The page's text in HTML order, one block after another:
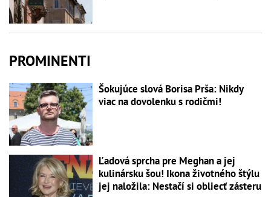
PROMINENTI
Šokujúce slová Borisa Prša: Nikdy
viac na dovolenku s rodičmi!
Ľadová sprcha pre Meghan a jej
kulinársku šou! Ikona životného štýlu
jej naložila: Nestačí si obliecť zásteru